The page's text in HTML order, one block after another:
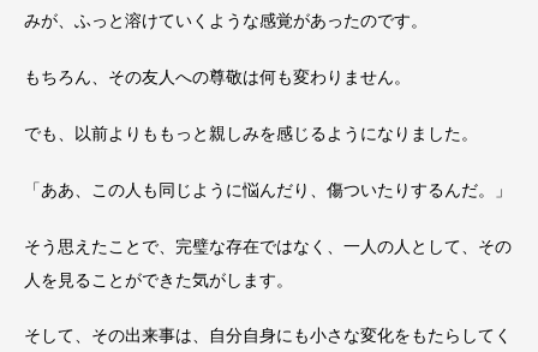
みが、ふっと溶けていくような感覚があったのです。
もちろん、その友人への尊敬は何も変わりません。
でも、以前よりももっと親しみを感じるようになりました。
「ああ、この人も同じように悩んだり、傷ついたりするんだ。」
そう思えたことで、完璧な存在ではなく、一人の人として、その
人を見ることができた気がします。
そして、その出来事は、自分自身にも小さな変化をもたらしてく